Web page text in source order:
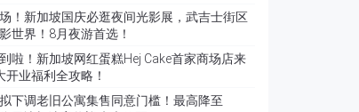
！新加坡国庆必逛夜间光影展，武吉士街区
世界！8月夜游首选！
啦！新加坡网红蛋糕Hej Cake首家商场店来
开业福利全攻略！
下调老旧公寓集售同意门槛！最高降至